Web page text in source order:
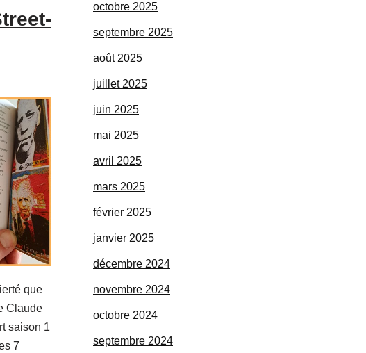
que
Claude
saison 1
7
octobre 2025
septembre 2025
août 2025
juillet 2025
juin 2025
mai 2025
avril 2025
mars 2025
février 2025
janvier 2025
décembre 2024
novembre 2024
octobre 2024
septembre 2024